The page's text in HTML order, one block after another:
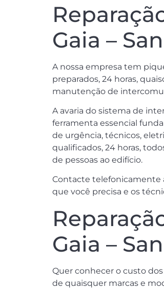
Gaia –
A nossa empresa tem
preparados, 24 horas,
manutenção de
A avaria do sistema de
ferramenta essencial
de urgência, técnicos,
qualificados, 24 horas,
de pessoas ao edifício.
Contacte telefonicamente
que você precisa e os
Gaia –
Quer conhecer o custo
de quaisquer marcas e